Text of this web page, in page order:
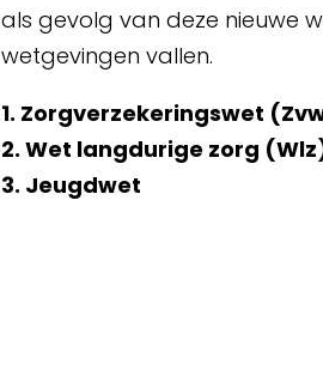
als gevolg van deze nieuwe
wetgevingen vallen.
1. Zorgverzekeringswet
2. Wet langdurige zorg
3. Jeugdwet